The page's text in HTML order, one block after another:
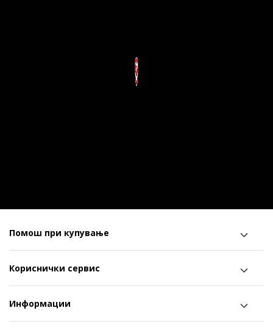
Помош при купување
Кориснички сервис
Информации